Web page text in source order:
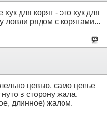
для коряг - это хук для
ловли рядом с корягами...
цевью, само цевье
в сторону жала.
длинное) жалом.